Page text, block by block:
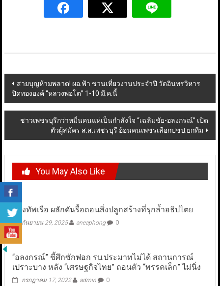
Post
navigation
สายบุญห้ามพลาด! ผอ.ฟ้า ชวนเที่ยวงานประจำปี วัดอินทรวิหาร
ปิดทององค์ “หลวงพ่อโต” 1-10 มี.ค.นี้
ชาวเพชรบุรีกว่าหมื่นคนแห่เป็นกำลังใจ “เฉลิมชัย-อลงกรณ์” เปิด
ตัวผู้สมัคร ส.ส.เพชรบุรี อ้อนคนเพชรเลือกปชป.ยกทีม
You May Also Like
กองทัพเรือ ผลักดันรื้อถอนสิ่งปลูกสร้างที่รุกล้ำอธิปไตย
กันยายน 29, 2025 aneaphong 0
“อลงกรณ์” ชี้ศึกซักฟอก รบ.ประมาทไม่ได้ สถานการณ์
เปราะบาง หลัง “เศรษฐกิจไทย” ถอนตัว “พรรคเล็ก” ไม่นิ่ง
กรกฎาคม 17, 2022 admin 0